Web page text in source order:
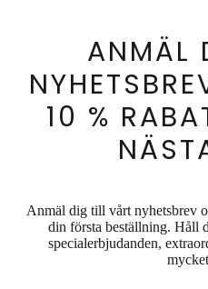
ANMÄL
10 %
Anmäl dig till vårt nyhetsbrev
din första beställning. Håll
specialerbjudanden,